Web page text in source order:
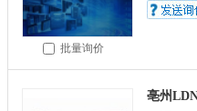
批量询价
亳州